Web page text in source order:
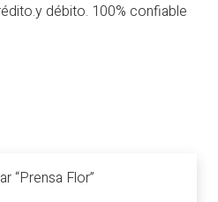
débito. 100% confiable
“Prensa Flor”